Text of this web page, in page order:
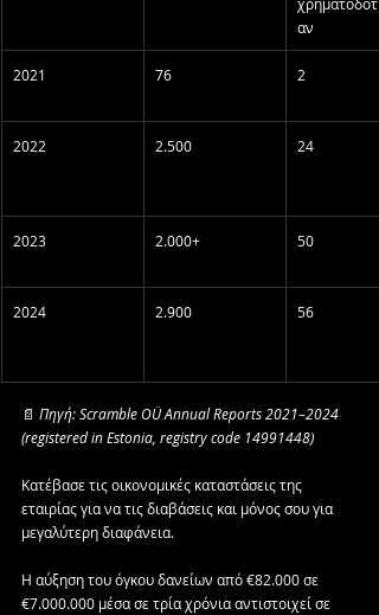
αν
2021 76 2
2022 2.500 24
2023 2.000+ 50
2024 2.900 56
📄 Πηγή: Scramble OÜ Annual Reports 2021–2024
(registered in Estonia, registry code 14991448)
Κατέβασε τις οικονομικές καταστάσεις της
εταιρίας για να τις διαβάσεις και μόνος σου για
μεγαλύτερη διαφάνεια.
Η αύξηση του όγκου δανείων από €82.000 σε
€7.000.000 μέσα σε τρία χρόνια αντιστοιχεί σε